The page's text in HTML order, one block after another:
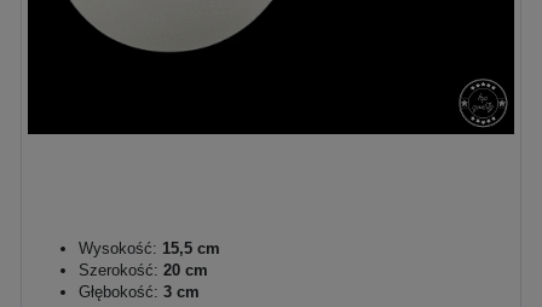
Wysokość: 15,5 cm
Szerokość: 20 cm
Głębokość: 3 cm